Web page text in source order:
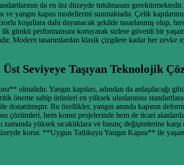
da en üst düzeyde tutulmasını
yangın kapısı modellerini sunmaktadır. Çelik
koşullara dahi dayanacak şekilde tasarlanmış olup,
günkü performansını koruyarak sizlere güvenli bir
Modern tasarımlardan klasik çizgilere kadar her
Seviyeye Taşıyan Teknolojik
olmalıdır. Yangın kapıları, adından da anlaşılacağı
öneme sahip ürünleri en yüksek uluslararası
Bu özellikler, yangın anında kapının
çözümleri, hem konut projelerinde hem de ticari
zamanda yüksek sıcaklıklara ve basınç değişimlerine
korur. **Uygun Tatlıkuyu Yangın Kapısı** ile